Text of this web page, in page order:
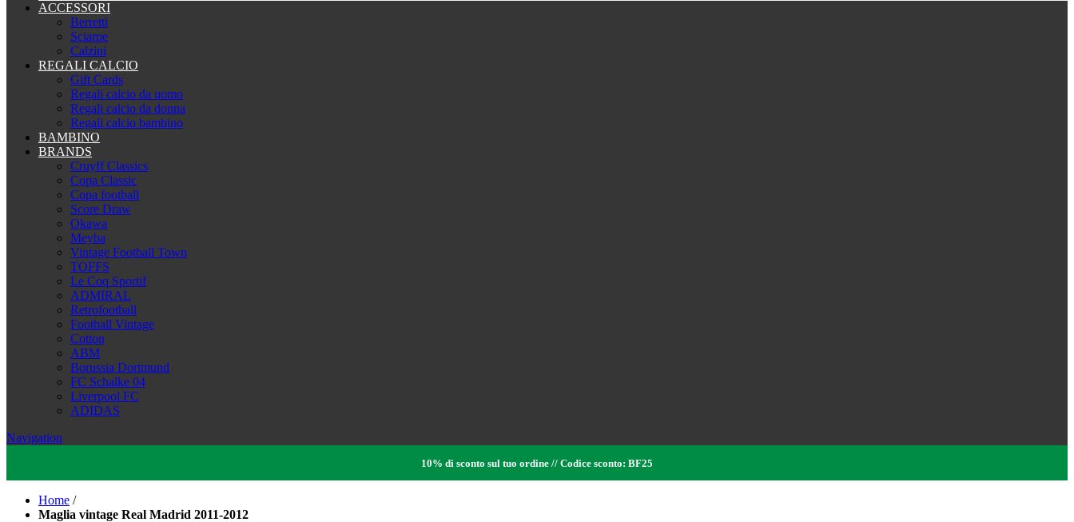
ACCESSORI
Berretti
Sciarpe
Calzini
REGALI CALCIO
Gift Cards
Regali calcio da uomo
Regali calcio da donna
Regali calcio bambino
BAMBINO
BRANDS
Cruyff Classics
Copa Classic
Copa football
Score Draw
Okawa
Meyba
Vintage Football Town
TOFFS
Le Coq Sportif
ADMIRAL
Retrofootball
Football Vintage
Cotton
ABM
Borussia Dortmund
FC Schalke 04
Liverpool FC
ADIDAS
Navigation
10% di sconto sul tuo ordine // Codice sconto: BF25
Home /
Maglia vintage Real Madrid 2011-2012